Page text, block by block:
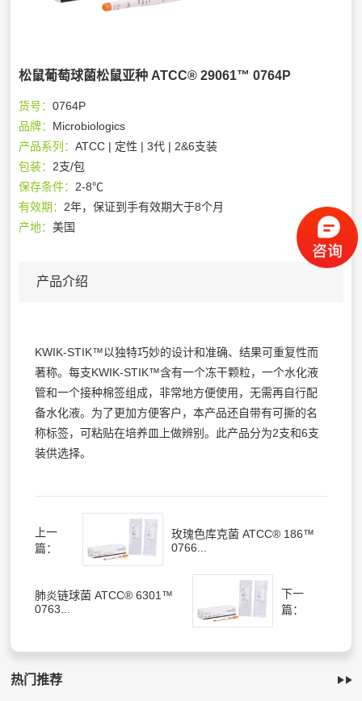
松鼠葡萄球菌松鼠亚种 ATCC® 29061™ 0764P
货号：0764P
品牌： Microbiologics
产品系列：ATCC | 定性 | 3代 | 2&6支装
包装： 2支/包
保存条件： 2-8℃
有效期： 2年，保证到手有效期大于8个月
产地：美国
产品介绍
KWIK-STIK™以独特巧妙的设计和准确、结果可重复性而
著称。每支KWIK-STIK™含有一个冻干颗粒，一个水化液
管和一个接种棉签组成，非常地方便使用，无需再自行配
备水化液。为了更加方便客户，本产品还自带有可撕的名
称标签，可粘贴在培养皿上做辨别。此产品分为2支和6支
装供选择。
上一
篇：
玫瑰色库克菌 ATCC® 186™
0766...
肺炎链球菌 ATCC® 6301™
0763...
下一
篇：
热门推荐